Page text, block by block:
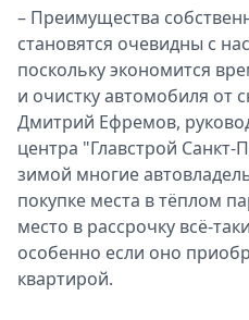
– Преимущества
становятся очевидны с
поскольку экономится
и очистку автомобиля от
Дмитрий Ефремов,
центра "Главстрой Санкт-
зимой многие
покупке места в тёплом
место в рассрочку всё-
особенно если оно
квартирой.